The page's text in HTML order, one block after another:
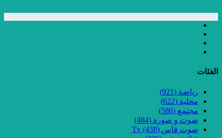
الفئات
رياضة (921)
محلية (622)
مجتمع (586)
صوت و صورة (484)
صوت فاس Tv (438)